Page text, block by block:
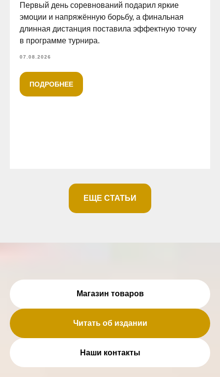
Первый день соревнований подарил яркие
эмоции и напряжённую борьбу, а финальная
длинная дистанция поставила эффектную точку
в программе турнира.
07.08.2026
ПОДРОБНЕЕ
ЕЩЕ СТАТЬИ
Магазин товаров
Читать об издании
Наши контакты